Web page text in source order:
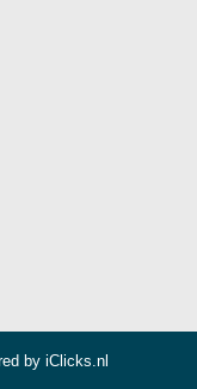
by iClicks.nl